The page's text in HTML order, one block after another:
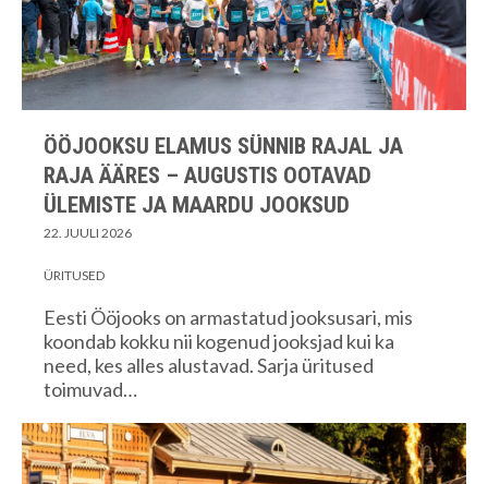
ÖÖJOOKSU ELAMUS SÜNNIB RAJAL JA
RAJA ÄÄRES – AUGUSTIS OOTAVAD
ÜLEMISTE JA MAARDU JOOKSUD
22. JUULI 2026
ÜRITUSED
Eesti Ööjooks on armastatud jooksusari, mis
koondab kokku nii kogenud jooksjad kui ka
need, kes alles alustavad. Sarja üritused
toimuvad…